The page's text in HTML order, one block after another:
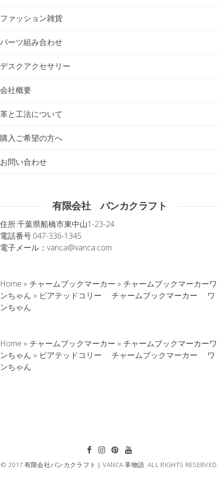
ファッション雑貨
パーツ組み合わせ
デスクアクセサリー
会社概要
革と工法について
購入ご希望の方へ
お問い合わせ
有限会社 バンカクラフト
住所:千葉県船橋市東中山1-23-24
電話番号:047-336-1345
電子メール： vanca@vanca.com
Home » チャームブックマーカー » チャームブックマーカーワ
ンちゃん » ビアテッドコリー チャームブックマーカー ワ
ンちゃん
Home » チャームブックマーカー » チャームブックマーカーワ
ンちゃん » ビアテッドコリー チャームブックマーカー ワ
ンちゃん
© 2017 有限会社バンカクラフト｜VANCA 革物語. ALL RIGHTS RESERVED.